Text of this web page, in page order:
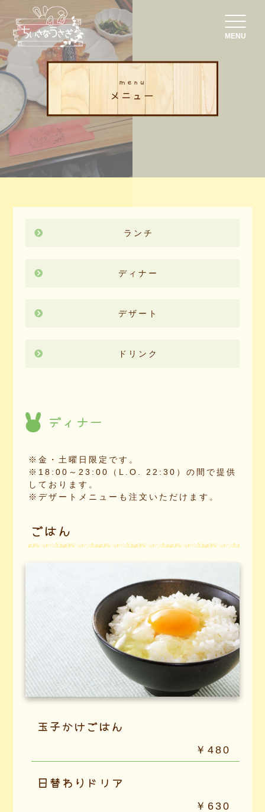
MENU
menu
メニュー
ランチ
ディナー
デザート
ドリンク
ディナー
※金・土曜日限定です。
※18:00～23:00（L.O. 22:30）の間で提供
しております。
※デザートメニューも注文いただけます。
ごはん
玉子かけごはん
￥480
日替わりドリア
￥630